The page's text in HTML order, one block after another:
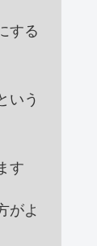
する
いう
す
がよ